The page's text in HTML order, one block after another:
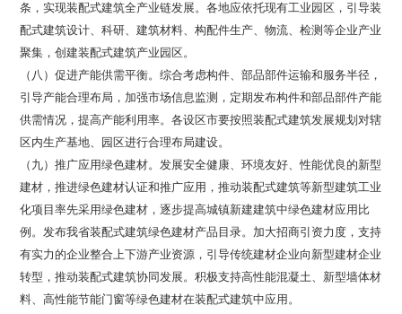
条，实现装配式建筑全产业链发展。各地应依托现有工业园区，引导装
配式建筑设计、科研、建筑材料、构配件生产、物流、检测等企业产业
聚集，创建装配式建筑产业园区。
（八）促进产能供需平衡。综合考虑构件、部品部件运输和服务半径，
引导产能合理布局，加强市场信息监测，定期发布构件和部品部件产能
供需情况，提高产能利用率。各设区市要按照装配式建筑发展规划对辖
区内生产基地、园区进行合理布局建设。
（九）推广应用绿色建材。发展安全健康、环境友好、性能优良的新型
建材，推进绿色建材认证和推广应用，推动装配式建筑等新型建筑工业
化项目率先采用绿色建材，逐步提高城镇新建建筑中绿色建材应用比
例。发布我省装配式建筑绿色建材产品目录。加大招商引资力度，支持
有实力的企业整合上下游产业资源，引导传统建材企业向新型建材企业
转型，推动装配式建筑协同发展。积极支持高性能混凝土、新型墙体材
料、高性能节能门窗等绿色建材在装配式建筑中应用。